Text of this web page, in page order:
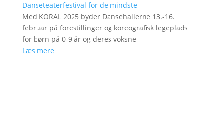
Danseteaterfestival for de mindste
Med KORAL 2025 byder Dansehallerne 13.-16.
februar på forestillinger og koreografisk legeplads
for børn på 0-9 år og deres voksne
Læs mere